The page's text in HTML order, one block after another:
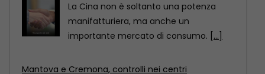
immersioni, sui Laghi Maggiore, di
Lugano, di Como, d’Orta, d’Iseo
dell’architettura 2029